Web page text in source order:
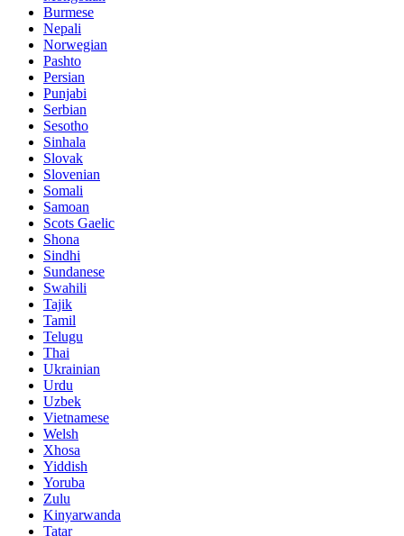
Burmese
Nepali
Norwegian
Pashto
Persian
Punjabi
Serbian
Sesotho
Sinhala
Slovak
Slovenian
Somali
Samoan
Scots Gaelic
Shona
Sindhi
Sundanese
Swahili
Tajik
Tamil
Telugu
Thai
Ukrainian
Urdu
Uzbek
Vietnamese
Welsh
Xhosa
Yiddish
Yoruba
Zulu
Kinyarwanda
Tatar